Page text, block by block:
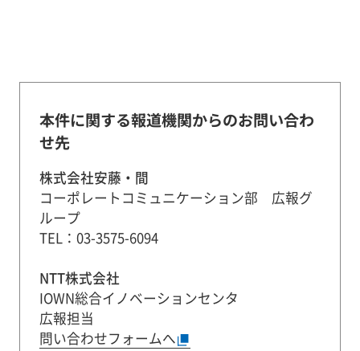
本件に関する報道機関からのお問い合わ
せ先
株式会社安藤・間
コーポレートコミュニケーション部 広報グ
ループ
TEL：03-3575-6094
NTT株式会社
IOWN総合イノベーションセンタ
広報担当
問い合わせフォームへ